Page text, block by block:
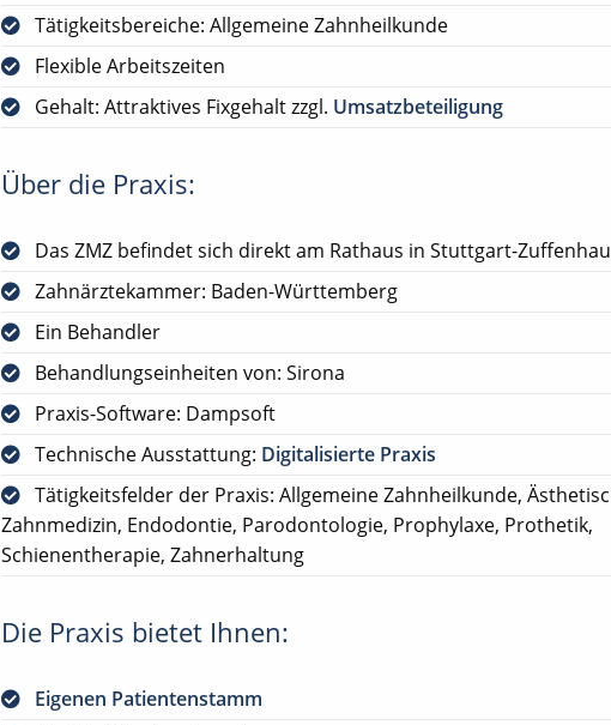
Tätigkeitsbereiche: Allgemeine Zahnheilkunde
Flexible Arbeitszeiten
Gehalt: Attraktives Fixgehalt zzgl. Umsatzbeteiligung
Über die Praxis:
Das ZMZ befindet sich direkt am Rathaus in Stuttgart-
Zahnärztekammer: Baden-Württemberg
Ein Behandler
Behandlungseinheiten von: Sirona
Praxis-Software: Dampsoft
Technische Ausstattung: Digitalisierte Praxis
Tätigkeitsfelder der Praxis: Allgemeine Zahnheilkunde,
Zahnmedizin, Endodontie, Parodontologie, Prophylaxe, Prothetik,
Schienentherapie, Zahnerhaltung
Die Praxis bietet Ihnen:
Eigenen Patientenstamm